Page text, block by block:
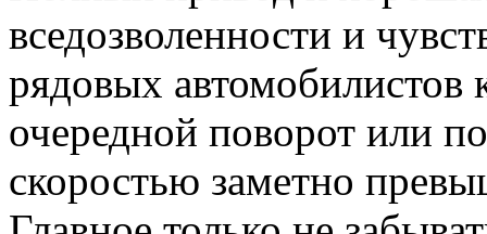
вседозволенности и
рядовых автомобилистов
очередной поворот или
скоростью заметно